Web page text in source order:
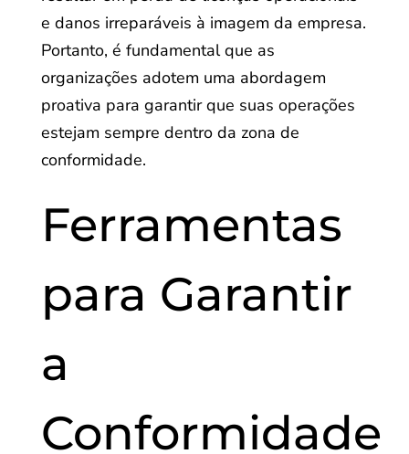
e danos irreparáveis à imagem da empresa.
Portanto, é fundamental que as
organizações adotem uma abordagem
proativa para garantir que suas operações
estejam sempre dentro da zona de
conformidade.
Ferramentas
para Garantir
a
Conformidade